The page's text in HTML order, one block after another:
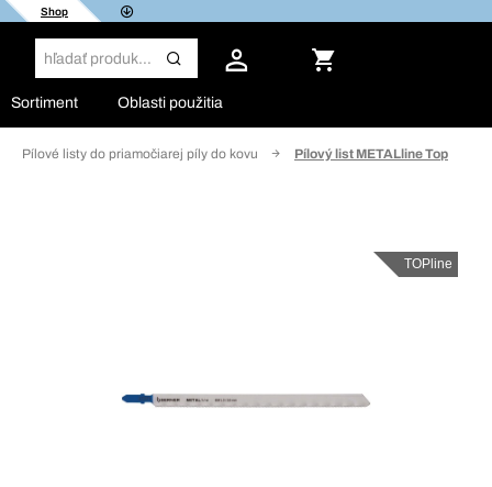
Shop
Sortiment Oblasti použitia
Pílové listy do priamočiarej píly do kovu Pílový list METALline Top
TOPline